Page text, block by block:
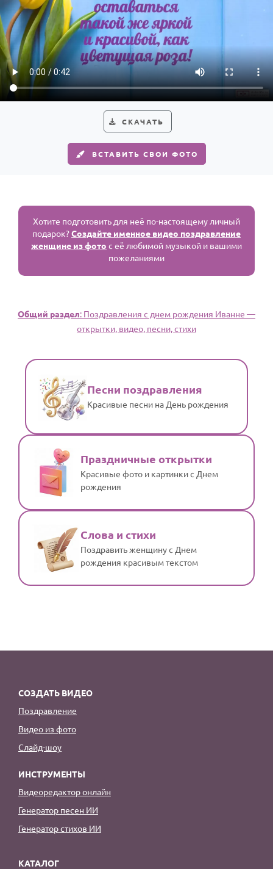
СКАЧАТЬ
ВСТАВИТЬ СВОИ ФОТО
Хотите подготовить для неё по-настоящему личный
подарок?Создайте именное видео поздравление
женщине из фото с её любимой музыкой и вашими
пожеланиями
Общий раздел: Поздравления с днем рождения Иванне —
открытки, видео, песни, стихи
Песни поздравления
Красивые песни на День рождения
Праздничные открытки
Красивые фото и картинки с Днем
рождения
Слова и стихи
Поздравить женщину с Днем
рождения красивым текстом
СОЗДАТЬ ВИДЕО
Поздравление
Видео из фото
Слайд-шоу
ИНСТРУМЕНТЫ
Видеоредактор онлайн
Генератор песен ИИ
Генератор стихов ИИ
КАТАЛОГ